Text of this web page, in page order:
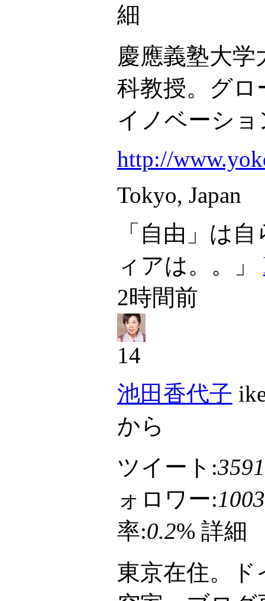
細
慶應義塾大
科教授。グロ
イノベーシ
http://
Tokyo, Japan
「自由」は
ィアは。。」
2時間前
14
池田香代子
から
ツイート:3591
ォロワー:
率:0.2% 詳細
東京在住。ド